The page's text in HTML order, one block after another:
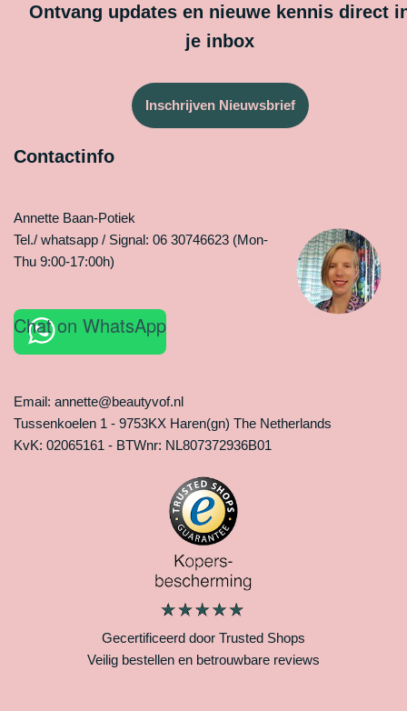
Ontvang updates en nieuwe kennis direct
je inbox
Inschrijven Nieuwsbrief
Contactinfo
Annette Baan-Potiek
Tel./ whatsapp / Signal: 06 30746623 (Mon-
Thu 9:00-17:00h)
Chat on WhatsApp
Email: annette@beautyvof.nl
Tussenkoelen 1 - 9753KX Haren(gn) The Netherlands
KvK: 02065161 - BTWnr: NL807372936B01
Gecertificeerd door Trusted Shops
Veilig bestellen en betrouwbare reviews